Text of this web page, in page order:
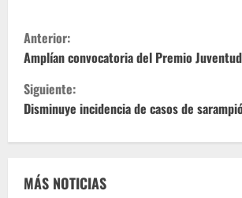
S
i
g
Anterior:
Amplían convocatoria del Premio
Siguiente:
Disminuye incidencia de casos de
MÁS NOTICIAS